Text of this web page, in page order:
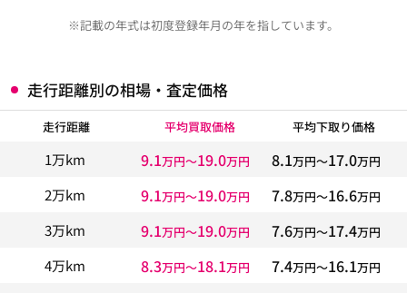
※記載の年式は初度登録年月の年を指しています。
走行距離別の相場・査定価格
走行距離 平均買取価格 平均下取り価格
1万km 9.1万円〜19.0万円 8.1万円〜17.0万円
2万km 9.1万円〜19.0万円 7.8万円〜16.6万円
3万km 9.1万円〜19.0万円 7.6万円〜17.4万円
4万km 8.3万円〜18.1万円 7.4万円〜16.1万円